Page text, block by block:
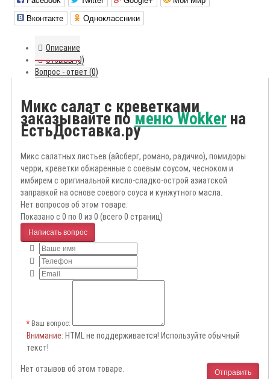
Вконтакте
Одноклассники
Описание
Отзывы (0)
Вопрос - ответ (0)
Микс салат с креветками
заказывайте по меню Wokker на
ЕстьДоставка.ру
Микс салатных листьев (айсберг, романо, радичио), помидоры
черри, креветки обжаренные с соевым соусом, чесноком и
имбирем с оригинальной кисло-сладко-острой азиатской
заправкой на основе соевого соуса и кунжутного масла.
Нет вопросов об этом товаре.
Показано с 0 по 0 из 0 (всего 0 страниц)
Написать вопрос
Ваш вопрос:
Внимание: HTML не поддерживается! Используйте обычный
текст!
Отправить
Нет отзывов об этом товаре.